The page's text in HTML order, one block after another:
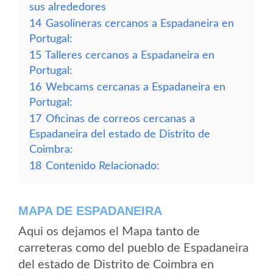
sus alrededores
14 Gasolineras cercanos a Espadaneira en
Portugal:
15 Talleres cercanos a Espadaneira en
Portugal:
16 Webcams cercanas a Espadaneira en
Portugal:
17 Oficinas de correos cercanas a
Espadaneira del estado de Distrito de
Coimbra:
18 Contenido Relacionado:
MAPA DE ESPADANEIRA
Aqui os dejamos el Mapa tanto de
carreteras como del pueblo de Espadaneira
del estado de Distrito de Coimbra en